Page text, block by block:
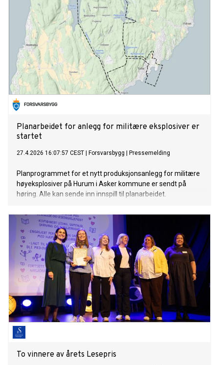
Planarbeidet for anlegg for militære eksplosiver er
startet
27.4.2026 16:07:57 CEST Forsvarsbygg Pressemelding
Planprogrammet for et nytt produksjonsanlegg for militære
høyeksplosiver på Hurum i Asker kommune er sendt på
høring. Alle kan sende inn innspill til planarbeidet.
To vinnere av årets Lesepris